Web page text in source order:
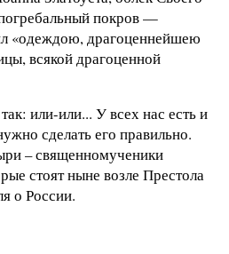
покров —
«одеждою, драгоценнейшею
всякой драгоценной
или-или... У всех нас есть и
сделать его правильно.
– священномученики
стоят ныне возле Престола
о России.